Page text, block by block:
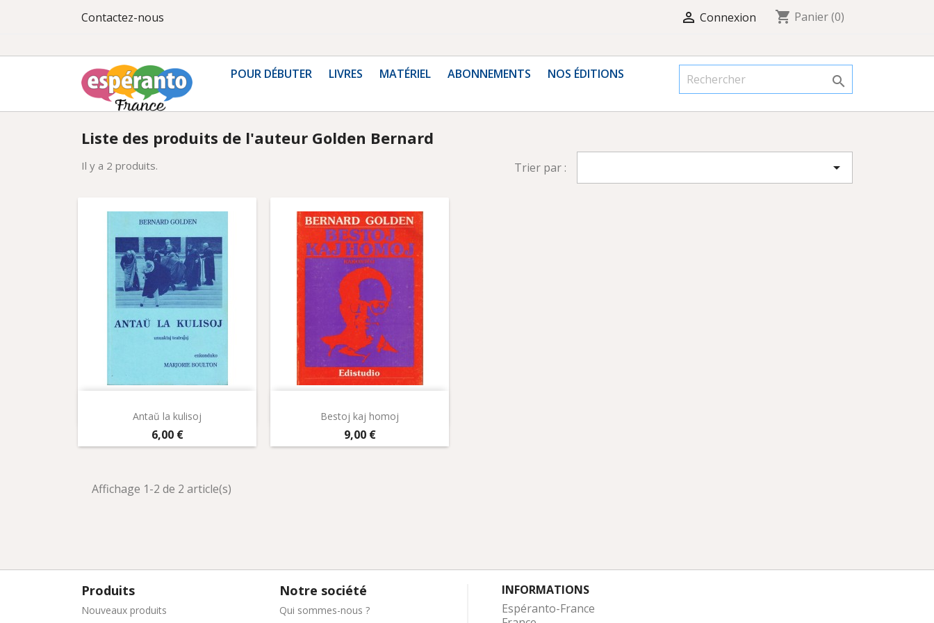
Contactez-nous  Connexion shopping_cart Panier(0)
POUR DÉBUTER LIVRES MATÉRIEL ABONNEMENTS NOS ÉDITIONS 
Liste des produits de l'auteur Golden Bernard
Il y a 2 produits. Trier par : 
Antaŭ la kulisoj
Prix
6,00 €
Bestoj kaj homoj
Prix
9,00 €
Affichage 1-2 de 2 article(s)
Produits
Nouveaux produits
Notre société
Qui sommes-nous ?
INFORMATIONS
Espéranto-France